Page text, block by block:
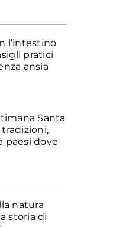
l’intestino
pratici
ansia
Santa
tradizioni,
paesi dove
natura
storia di